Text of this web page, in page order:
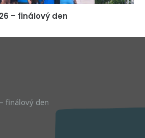
– finálový den
finálový den